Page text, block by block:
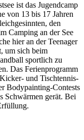
ist das Jugendcamp
von 13 bis 17 Jahren
den
Camping an der See
hier an der Teenager
um sich beim
sportlich zu
Das Ferienprogramm
und Tischtennis-
Bodypainting-Contests
Schwärmen gerät. Bei